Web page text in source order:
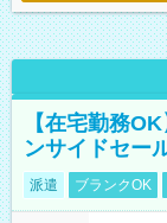
【在宅勤務
ンサイドセー
派遣 ブランクOK